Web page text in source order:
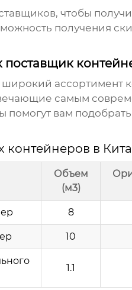
чтобы
получения
широкий ассортимент
самым
вам
контейнеров в
Объем
(м3)
8
10
1.1